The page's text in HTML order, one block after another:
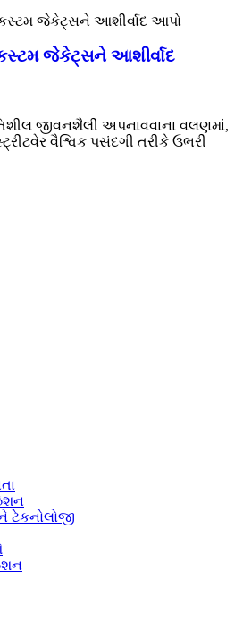
જેકેટ્સને આશીર્વાદ
જીવનશૈલી અપનાવવાના વલણમાં,
વૈશ્વિક પસંદગી તરીકે ઉભરી
ટેકનોલોજી